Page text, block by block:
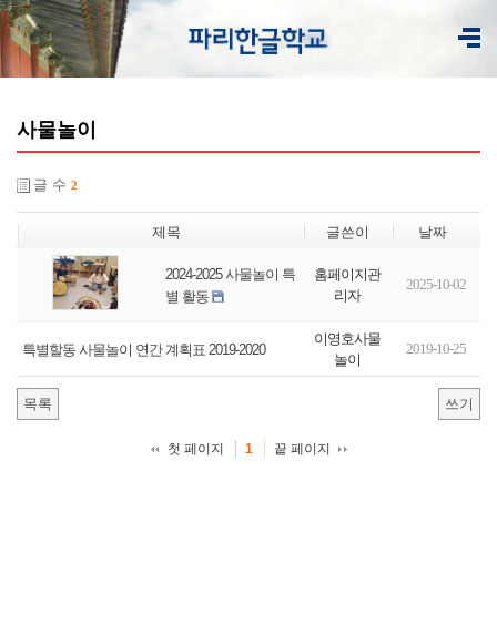
사물놀이
글 수 2
제목 글쓴이 날짜
2024-2025 사물놀이 특
별 활동
홈페이지관
리자
2025-10-02
특별할동 사물놀이 연간 계획표 2019-2020
이영호사물
놀이
2019-10-25
목록 쓰기
첫 페이지 1 끝 페이지